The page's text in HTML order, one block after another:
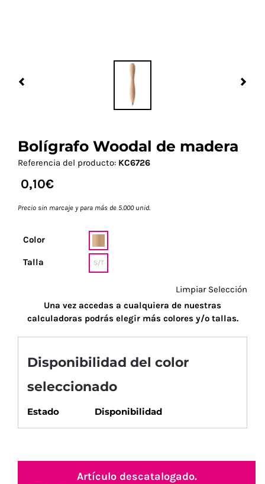
Bolígrafo Woodal de madera
Referencia del producto: KC6726
0,10€
Precio sin marcaje y para más de 5.000 unid.
Color
Talla S/T
Limpiar Selección
Una vez accedas a cualquiera de nuestras
calculadoras podrás elegir más colores y/o tallas.
Disponibilidad del color
seleccionado
Estado Disponibilidad
Artículo descatalogado.